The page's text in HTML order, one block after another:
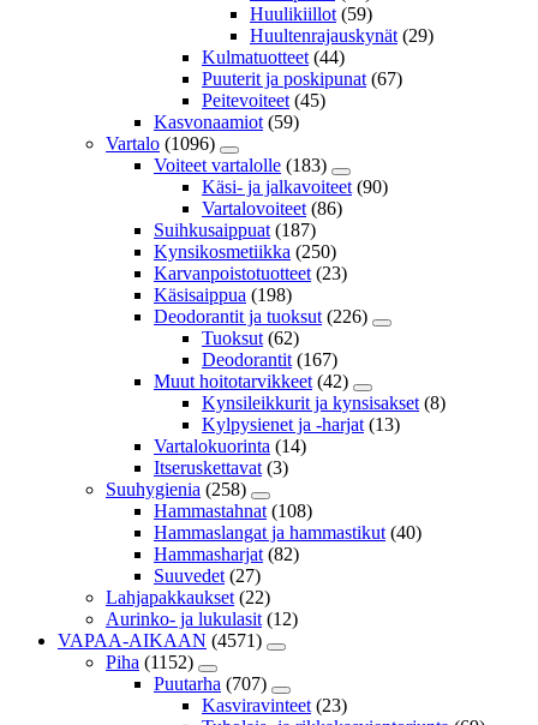
Huulikiillot (59)
Huultenrajauskynät (29)
Kulmatuotteet (44)
Puuterit ja poskipunat (67)
Peitevoiteet (45)
Kasvonaamiot (59)
Vartalo (1096)
Voiteet vartalolle (183)
Käsi- ja jalkavoiteet (90)
Vartalovoiteet (86)
Suihkusaippuat (187)
Kynsikosmetiikka (250)
Karvanpoistotuotteet (23)
Käsisaippua (198)
Deodorantit ja tuoksut (226)
Tuoksut (62)
Deodorantit (167)
Muut hoitotarvikkeet (42)
Kynsileikkurit ja kynsisakset (8)
Kylpysienet ja -harjat (13)
Vartalokuorinta (14)
Itseruskettavat (3)
Suuhygienia (258)
Hammastahnat (108)
Hammaslangat ja hammastikut (40)
Hammasharjat (82)
Suuvedet (27)
Lahjapakkaukset (22)
Aurinko- ja lukulasit (12)
VAPAA-AIKAAN (4571)
Piha (1152)
Puutarha (707)
Kasviravinteet (23)